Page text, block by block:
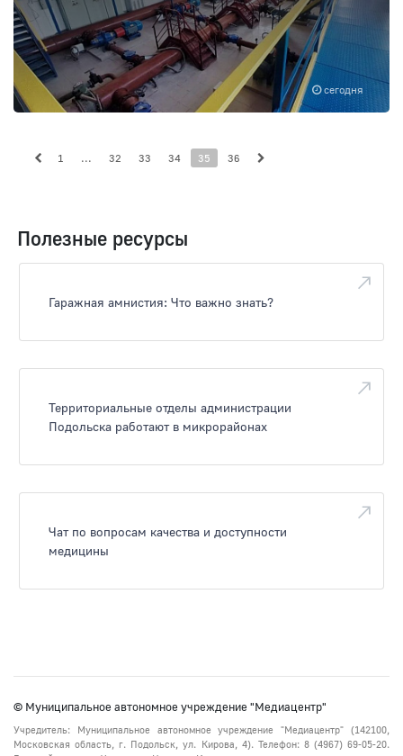
сегодня
1 ... 32 33 34 35 36
Полезные ресурсы
Гаражная амнистия: Что важно знать?
Территориальные отделы администрации
Подольска работают в микрорайонах
Чат по вопросам качества и доступности
медицины
© Муниципальное автономное учреждение "Медиацентр"
Учредитель: Муниципальное автономное учреждение "Медиацентр" (142100,
Московская область, г. Подольск, ул. Кирова, 4). Телефон: 8 (4967) 69-05-20.